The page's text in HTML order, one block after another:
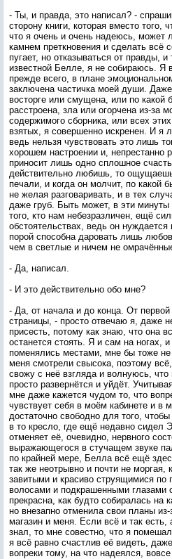
- Ты, и правда, это написал? -
сторону книги, которая вместо того,
что я очень и очень надеюсь, может
камнем преткновения и сделать всё
пугает, но отказываться от правды, и
известной Белле, я не собираюсь. Я
прежде всего, в плане
заключена частичка моей души.
восторге или смущена, или по какой
расстроена, зла или огорчена из-за
содержимого сборника, или всех
взятых, я совершенно искренен. И я
ведь нельзя чувствовать это лишь
хорошем настроении и, непрестанно
приносит лишь одно сплошное
действительно любишь, то
печали, и когда он молчит, по какой
не желая разговаривать, и в тех
даже груб. Быть может, в эти
того, кто нам небезразличен, ещё
обстоятельствах, ведь он нуждается
порой способна даровать лишь
чем в светлые и ничем не
- Да, написал.
- И это действительно обо мне?
- Да, от начала и до конца. От
страницы, - просто отвечаю я, даже
присесть, потому как знаю, что она
останется стоять. Я и сам на ногах,
поменялись местами, мне бы тоже не
меня смотрели свысока, поэтому
свожу с неё взгляда и волнуюсь, что
просто развернётся и уйдёт.
мне даже кажется чудом то, что
чувствует себя в моём кабинете и в
достаточно свободно для того,
в то кресло, где ещё недавно сидел
отменяет её, очевидно, нервного
выражающегося в стучащем звуке
по крайней мере, Белла всё ещё
так же неотрывно и почти не моргая,
завитыми и красиво струящимися по
волосами и подкрашенными глазами
прекрасна, как будто собиралась на
но внезапно отменила свои планы
магазин и меня. Если всё и так есть,
знал, то мне совестно, что я
я всё равно счастлив её видеть,
вопреки тому, на что надеялся,